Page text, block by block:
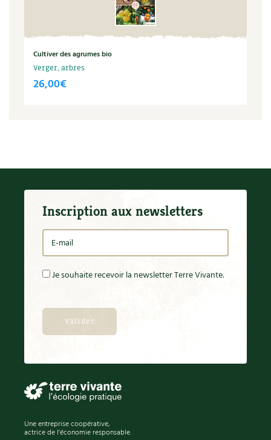
Actions pour la planète
Les 4 saisons
Compléments
Actualités
Vidéos et podcasts
Secrets d’abonné
BD : La folle histoire des plantes
Cultiver des agrumes bio
Verger, arbres
26,00€
Inscription aux newsletters
Je souhaite recevoir la newsletter Terre Vivante.
Une entreprise coopérative,
actrice de l'économie responsable.